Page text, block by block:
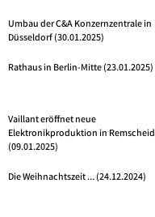
Umbau der C&A Konzernzentrale in
Düsseldorf (30.01.2025)
Rathaus in Berlin-Mitte (23.01.2025)
Vaillant eröffnet neue
Elektronikproduktion in Remscheid
(09.01.2025)
Die Weihnachtszeit … (24.12.2024)